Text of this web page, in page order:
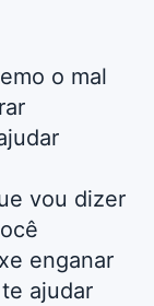
o mal
vou dizer
enganar
ajudar